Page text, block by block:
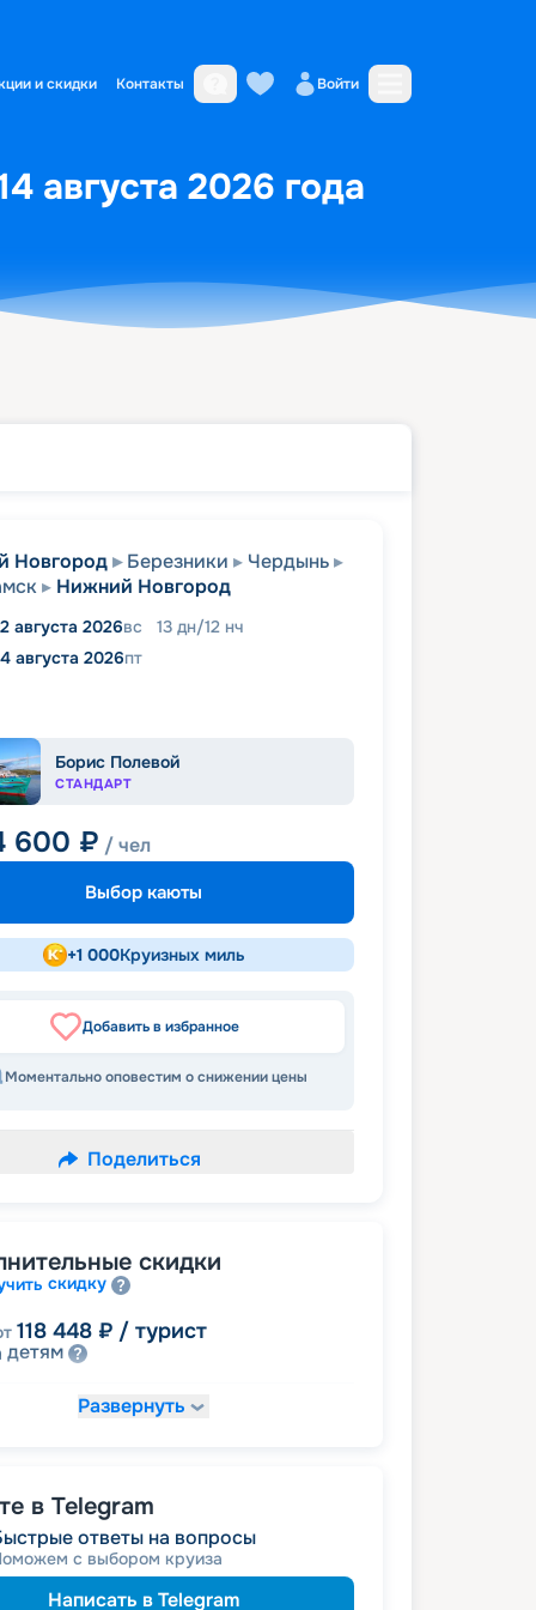
и скидки Контакты Войти
августа 2026 года
Новгород Березники
Чердынь
Нижний Новгород
августа 2026вс 13 дн/12 нч
августа 2026пт
Борис Полевой
СТАНДАРТ
600 ₽ / чел
Выбор каюты
+1 000Круизных миль
Добавить в избранное
Моментально оповестим о снижении цены
Поделиться
скидки
скидку
118 448 ₽ / турист
детям
127 870 ₽/ турист
Развернуть
в Telegram
ответы на вопросы
с выбором круиза
Написать в Telegram